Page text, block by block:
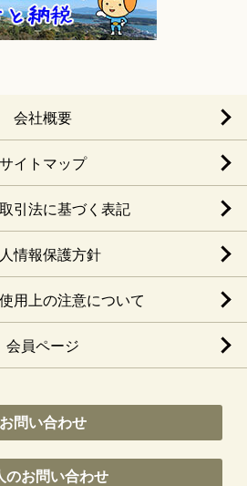
会社概要
サイトマップ
引法に基づく表記
情報保護方針
用上の注意について
会員ページ
お問い合わせ
のお問い合わせ